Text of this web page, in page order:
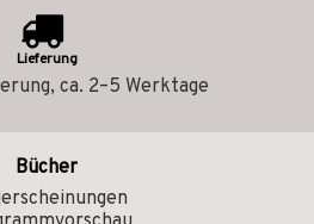
Lieferung
ca. 2–5 Werktage
Bücher